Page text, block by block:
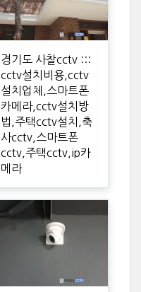
경기도 사찰cctv :::
cctv설치비용,cctv
설치업체,스마트폰
카메라,cctv설치방
법,주택cctv설치,축
사cctv,스마트폰
cctv,주택cctv,ip카
메라